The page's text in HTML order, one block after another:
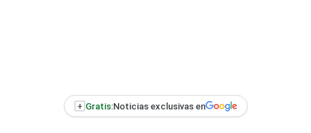
+ Gratis:Noticias exclusivas en